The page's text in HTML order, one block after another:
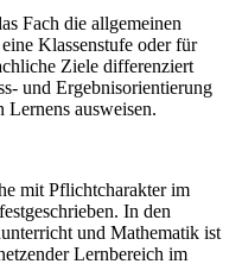
Fach die allgemeinen
Klassenstufe oder für
Ziele differenziert
und Ergebnisorientierung
Lernens ausweisen.
mit Pflichtcharakter im
In den
und Mathematik ist
Lernbereich im